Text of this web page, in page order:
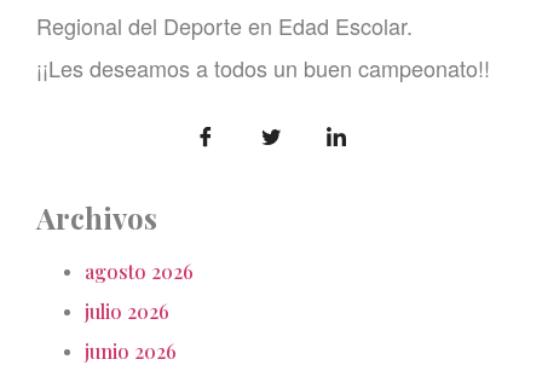
Regional del Deporte en Edad Escolar.
¡¡Les deseamos a todos un buen campeonato!!
Archivos
agosto 2026
julio 2026
junio 2026